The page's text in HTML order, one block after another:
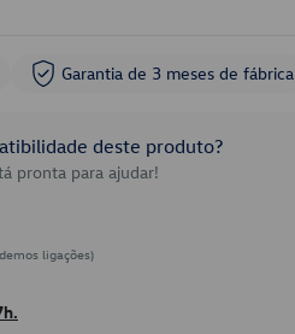
Garantia de 3 meses de fábrica
deste produto?
pronta para ajudar!
ligações)